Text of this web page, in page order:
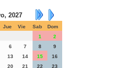
2027
Jue Vie Sab
Dom
1
2
6 7 8
9
13 14 15
16
20 21 22
23